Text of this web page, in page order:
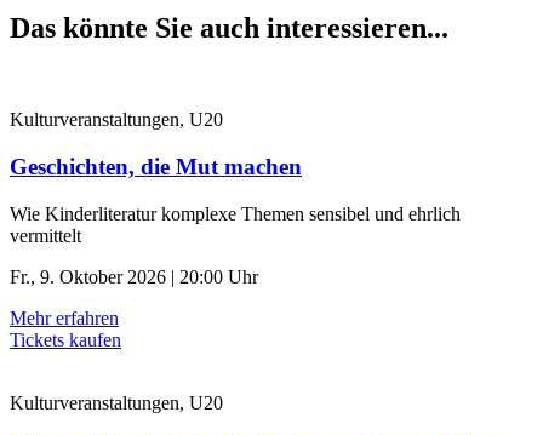
Das könnte Sie auch interessieren...
Kulturveranstaltungen, U20
Geschichten, die Mut machen
Wie Kinderliteratur komplexe Themen sensibel und ehrlich
vermittelt
Fr., 9. Oktober 2026 | 20:00 Uhr
Mehr erfahren
Tickets kaufen
Kulturveranstaltungen, U20